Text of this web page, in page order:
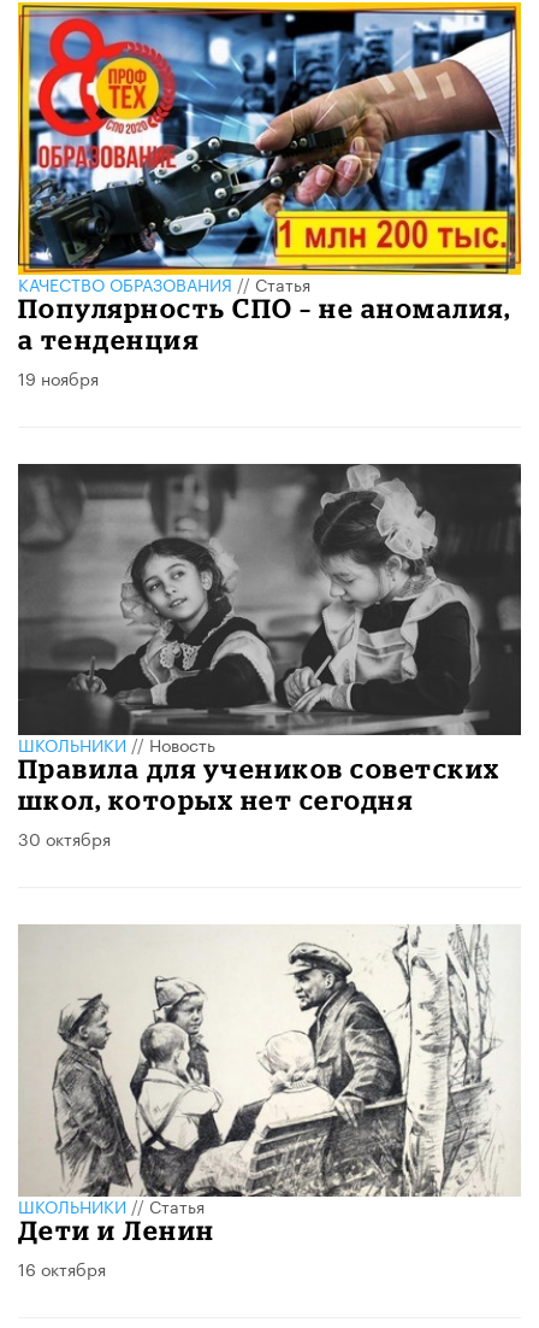
КАЧЕСТВО ОБРАЗОВАНИЯ//Статья
Популярность СПО – не аномалия,
а тенденция
19 ноября
ШКОЛЬНИКИ//Новость
Правила для учеников советских
школ, которых нет сегодня
30 октября
ШКОЛЬНИКИ//Статья
Дети и Ленин
16 октября